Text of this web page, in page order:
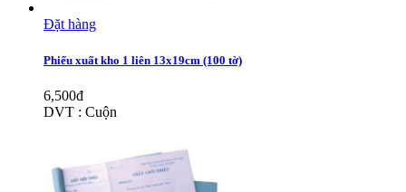
Đặt hàng
Phiếu xuất kho 1 liên 13x19cm (100 tờ)
6,500đ
DVT : Cuộn